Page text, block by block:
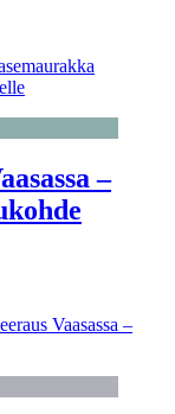
–
Vaasassa –